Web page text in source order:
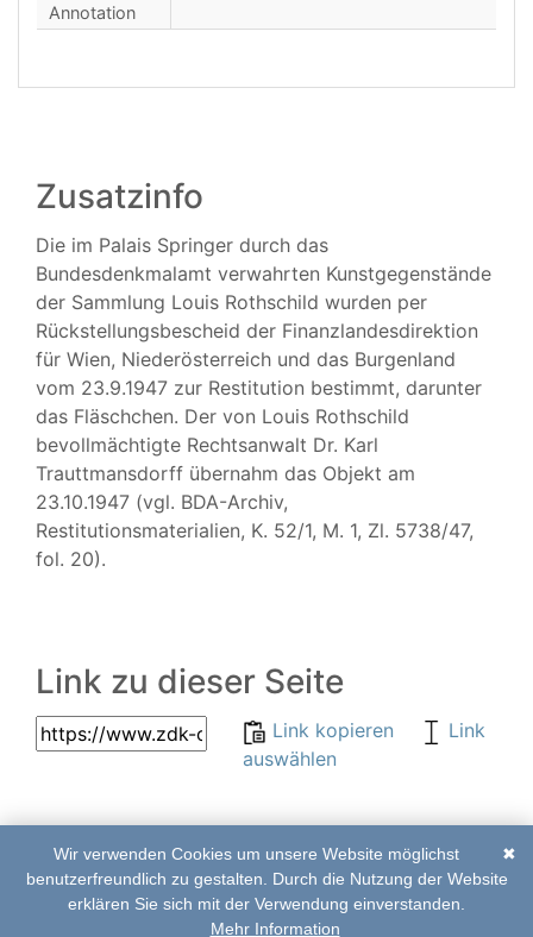
Annotation
Zusatzinfo
Die im Palais Springer durch das
Bundesdenkmalamt verwahrten Kunstgegenstände
der Sammlung Louis Rothschild wurden per
Rückstellungsbescheid der Finanzlandesdirektion
für Wien, Niederösterreich und das Burgenland
vom 23.9.1947 zur Restitution bestimmt, darunter
das Fläschchen. Der von Louis Rothschild
bevollmächtigte Rechtsanwalt Dr. Karl
Trauttmansdorff übernahm das Objekt am
23.10.1947 (vgl. BDA-Archiv,
Restitutionsmaterialien, K. 52/1, M. 1, Zl. 5738/47,
fol. 20).
Link zu dieser Seite
Link kopieren
Link
auswählen
© 2017–2020 | ZDK-
Online Edition
Abkürzungsverzeichnis
Impressum Kontakt
✖
Wir verwenden Cookies um unsere Website möglichst
benutzerfreundlich zu gestalten. Durch die Nutzung der Website
erklären Sie sich mit der Verwendung einverstanden.
Mehr Information